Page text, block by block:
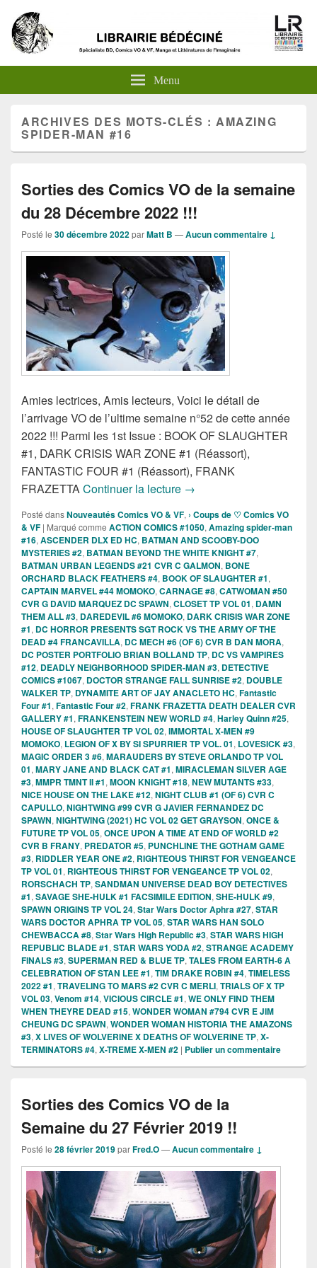
Menu
ARCHIVES DES MOTS-CLÉS : AMAZING
SPIDER-MAN #16
Sorties des Comics VO de la semaine
du 28 Décembre 2022 !!!
Posté le 30 décembre 2022parMatt B —Aucun commentaire ↓
Amies lectrices, Amis lecteurs, Voici le détail de
l’arrivage VO de l’ultime semaine n°52 de cette année
2022 !!! Parmi les 1st Issue : BOOK OF SLAUGHTER
#1, DARK CRISIS WAR ZONE #1 (Réassort),
FANTASTIC FOUR #1 (Réassort), FRANK
FRAZETTAContinuer la lecture Sorties des Comics VO
→
Posté dansNouveautés Comics VO & VF, › Coups de ♡ Comics VO
& VF | Marqué comme ACTION COMICS #1050,Amazing spider-man
#16,ASCENDER DLX ED HC, BATMAN AND SCOOBY-DOO
MYSTERIES #2, BATMAN BEYOND THE WHITE KNIGHT #7,
BATMAN URBAN LEGENDS #21 CVR C GALMON, BONE
ORCHARD BLACK FEATHERS #4, BOOK OF SLAUGHTER #1,
CAPTAIN MARVEL #44 MOMOKO,CARNAGE #8,CATWOMAN #50
CVR G DAVID MARQUEZ DC SPAWN,CLOSET TP VOL 01, DAMN
THEM ALL #3, DAREDEVIL #6 MOMOKO, DARK CRISIS WAR ZONE
#1, DC HORROR PRESENTS SGT ROCK VS THE ARMY OF THE
DEAD #4 FRANCAVILLA, DC MECH #6 (OF 6) CVR B DAN MORA,
DC POSTER PORTFOLIO BRIAN BOLLAND TP, DC VS VAMPIRES
#12, DEADLY NEIGHBORHOOD SPIDER-MAN #3, DETECTIVE
COMICS #1067, DOCTOR STRANGE FALL SUNRISE #2, DOUBLE
WALKER TP, DYNAMITE ART OF JAY ANACLETO HC,Fantastic
Four #1,Fantastic Four #2,FRANK FRAZETTA DEATH DEALER CVR
GALLERY #1,FRANKENSTEIN NEW WORLD #4,Harley Quinn #25,
HOUSE OF SLAUGHTER TP VOL 02,IMMORTAL X-MEN #9
MOMOKO, LEGION OF X BY SI SPURRIER TP VOL. 01, LOVESICK #3,
MAGIC ORDER 3 #6,MARAUDERS BY STEVE ORLANDO TP VOL
01,MARY JANE AND BLACK CAT #1,MIRACLEMAN SILVER AGE
#3,MMPR TMNT II #1,MOON KNIGHT #18,NEW MUTANTS #33,
NICE HOUSE ON THE LAKE #12,NIGHT CLUB #1 (OF 6) CVR C
CAPULLO,NIGHTWING #99 CVR G JAVIER FERNANDEZ DC
SPAWN,NIGHTWING (2021) HC VOL 02 GET GRAYSON,ONCE &
FUTURE TP VOL 05,ONCE UPON A TIME AT END OF WORLD #2
CVR B FRANY, PREDATOR #5, PUNCHLINE THE GOTHAM GAME
#3, RIDDLER YEAR ONE #2, RIGHTEOUS THIRST FOR VENGEANCE
TP VOL 01, RIGHTEOUS THIRST FOR VENGEANCE TP VOL 02,
RORSCHACH TP,SANDMAN UNIVERSE DEAD BOY DETECTIVES
#1,SAVAGE SHE-HULK #1 FACSIMILE EDITION,SHE-HULK #9,
SPAWN ORIGINS TP VOL 24,Star Wars Doctor Aphra #27,STAR
WARS DOCTOR APHRA TP VOL 05,STAR WARS HAN SOLO
CHEWBACCA #8,Star Wars High Republic #3,STAR WARS HIGH
REPUBLIC BLADE #1,STAR WARS YODA #2,STRANGE ACADEMY
FINALS #3,SUPERMAN RED & BLUE TP,TALES FROM EARTH-6 A
CELEBRATION OF STAN LEE #1,TIM DRAKE ROBIN #4,TIMELESS
2022 #1,TRAVELING TO MARS #2 CVR C MERLI,TRIALS OF X TP
VOL 03,Venom #14,VICIOUS CIRCLE #1,WE ONLY FIND THEM
WHEN THEYRE DEAD #15,WONDER WOMAN #794 CVR E JIM
CHEUNG DC SPAWN,WONDER WOMAN HISTORIA THE AMAZONS
#3,X LIVES OF WOLVERINE X DEATHS OF WOLVERINE TP,X-
TERMINATORS #4,X-TREME X-MEN #2 | Publier un commentaire
Sorties des Comics VO de la
Semaine du 27 Février 2019 !!
Posté le 28 février 2019parFred.O—Aucun commentaire ↓